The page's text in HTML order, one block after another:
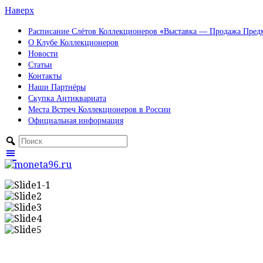
Наверх
Расписание Слётов Коллекционеров «Выставка — Продажа
О Клубе Коллекционеров
Новости
Статьи
Контакты
Наши Партнёры
Скупка Антиквариата
Места Встреч Коллекционеров в России
Официальная информация